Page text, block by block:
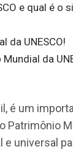
e qual é o
da UNESCO!
da
é um
Patrimônio
universal